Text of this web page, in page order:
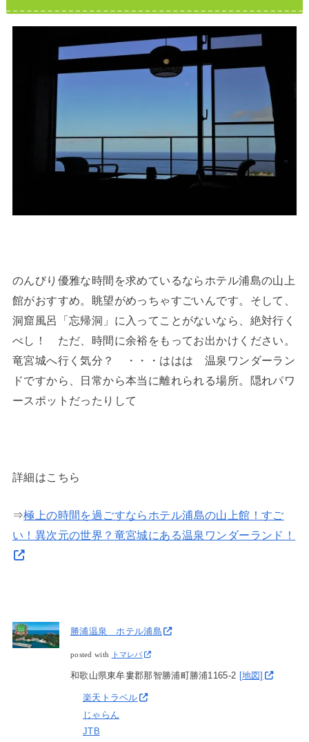
のんびり優雅な時間を求めているならホテル浦島の山上
館がおすすめ。眺望がめっちゃすごいんです。そして、
洞窟風呂「忘帰洞」に入ってことがないなら、絶対行く
べし！ ただ、時間に余裕をもってお出かけください。
竜宮城へ行く気分？ ・・・ははは 温泉ワンダーラン
ドですから、日常から本当に離れられる場所。隠れパワ
ースポットだったりして
詳細はこちら
⇒極上の時間を過ごすならホテル浦島の山上館！すご
い！異次元の世界？竜宮城にある温泉ワンダーランド！
勝浦温泉 ホテル浦島
posted with トマレバ
和歌山県東牟婁郡那智勝浦町勝浦1165-2 [地図]
楽天トラベル
じゃらん
JTB